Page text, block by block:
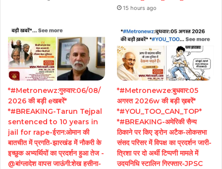
15 hours ago
*#Metronewz:गुरुवार:06/08/
2026 की बड़ी eखबरें*
*#BREAKING-Tarun Tejpal
sentenced to 10 years in
jail for rape-ईरान:ओमान की
बातचीत में प्रगति-झारखंड में नौकरी के
इच्छुक अभ्यर्थियों का प्रदर्शन हुआ तेज -
@बांग्लादेश वापस जाऊंगी:शेख हसीना-
*#Metronewze:बुधवार:05
अगस्त 2026w की बड़ी ख़बरें*
*#YOU_TOO_CAN_TOP*
*#BREAKING-अमेरिकी सैन्य
ठिकाने पर किए ड्रोन अटैक-लोकसभा
संसद परिसर में विपक्ष का प्रदर्शन जारी-
त्रिशा पर दो अर्थी टिप्पणी मामले में
उदयनिधि स्टालिन गिरफ्तार-JPSC